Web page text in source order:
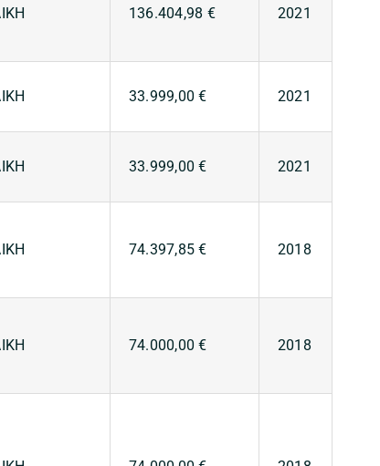
136.404,98 € 2021
33.999,00 € 2021
33.999,00 € 2021
74.397,85 € 2018
74.000,00 € 2018